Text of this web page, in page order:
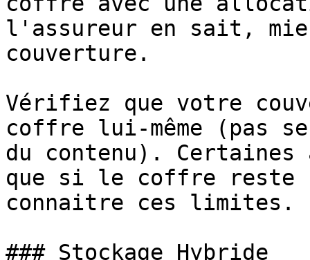
l'assureur en sait,
couverture.
Vérifiez que votre
coffre lui-même (pas
du contenu). Certaines
que si le coffre
connaitre ces limites.
### Stockage Hybride